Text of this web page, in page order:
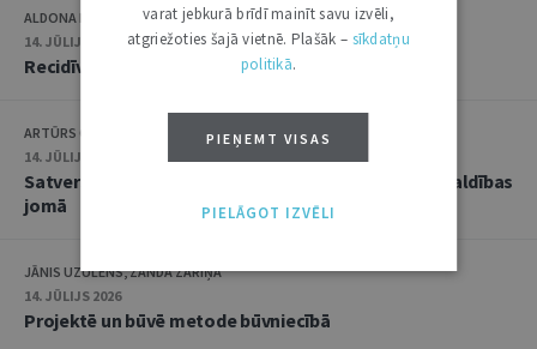
ALDONA KIPĀNE, EVIJA VĪNKALNA
14. JŪLIJS 2026
Recidīvs krimināltiesisko zinātņu skatījumā
ARTŪRS CAICS, RĒZIJA GAUJERE
14. JŪLIJS 2026
Satversmes tiesas jaunākā judikatūra trokšņa pārvaldības
jomā
JĀNIS UZULĒNS, ZANDA ZARIŅA
14. JŪLIJS 2026
Projektē un būvē metode būvniecībā
varat jebkurā brīdī mainīt savu izvēli,
atgriežoties šajā vietnē. Plašāk – sīkdatņu
politikā.
PIEŅEMT VISAS
PIELĀGOT IZVĒLI